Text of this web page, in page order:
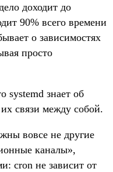
доходит до
90% всего времени
о зависимостях
просто
systemd знает об
связи между собой.
вовсе не другие
каналы»,
cron не зависит от